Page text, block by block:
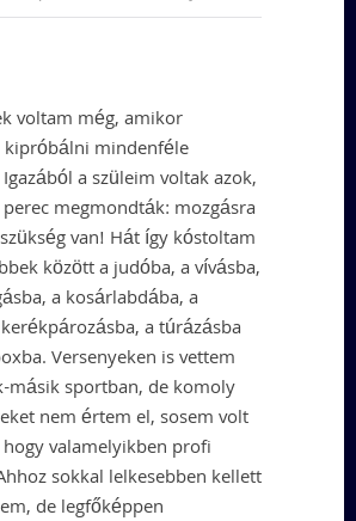
voltam még, amikor
kipróbálni mindenféle
a szüleim voltak azok,
megmondták: mozgásra
van! Hát így kóstoltam
között a judóba, a vívásba,
a kosárlabdába, a
a túrázásba
Versenyeken is vettem
másik sportban, de komoly
nem értem el, sosem volt
valamelyikben profi
sokkal lelkesebben kellett
de legfőképpen